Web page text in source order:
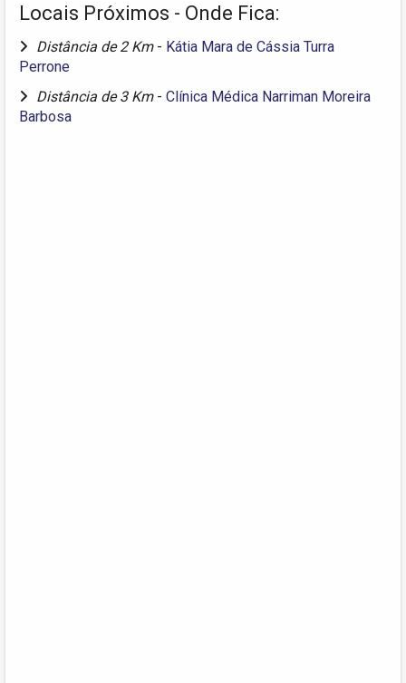
Locais Próximos - Onde Fica:
Distância de 2 Km - Kátia Mara de Cássia Turra
Perrone
Distância de 3 Km - Clínica Médica Narriman Moreira
Barbosa